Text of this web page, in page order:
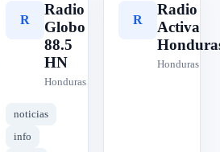
R
Radio
Globo
88.5
HN
Honduras
noticias
info
R
Radio
Activa
Honduras